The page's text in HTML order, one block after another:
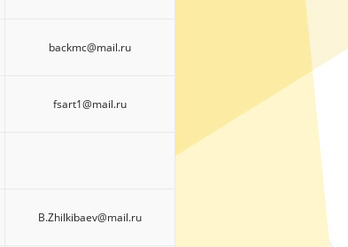
backmc@mail.ru
fsart1@mail.ru
B.Zhilkibaev@mail.ru